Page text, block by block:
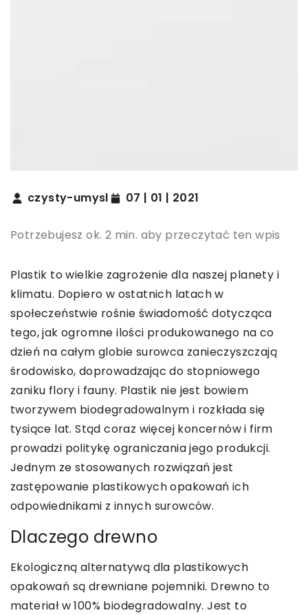
czysty-umysl 07 | 01 | 2021
Potrzebujesz ok. 2 min. aby przeczytać ten wpis
Plastik to wielkie zagrożenie dla naszej planety i
klimatu. Dopiero w ostatnich latach w
społeczeństwie rośnie świadomość dotycząca
tego, jak ogromne ilości produkowanego na co
dzień na całym globie surowca zanieczyszczają
środowisko, doprowadzając do stopniowego
zaniku flory i fauny. Plastik nie jest bowiem
tworzywem biodegradowalnym i rozkłada się
tysiące lat. Stąd coraz więcej koncernów i firm
prowadzi politykę ograniczania jego produkcji.
Jednym ze stosowanych rozwiązań jest
zastępowanie plastikowych opakowań ich
odpowiednikami z innych surowców.
Dlaczego drewno
Ekologiczną alternatywą dla plastikowych
opakowań są drewniane pojemniki. Drewno to
materiał w 100% biodegradowalny. Jest to